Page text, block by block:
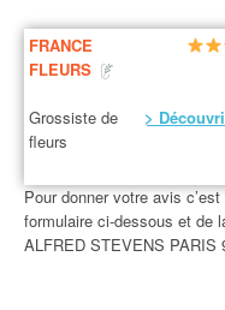
FRANCE
FLEURS
Grossiste de
fleurs
>
Pour donner votre avis
formulaire ci-dessous et de
ALFRED STEVENS PARIS